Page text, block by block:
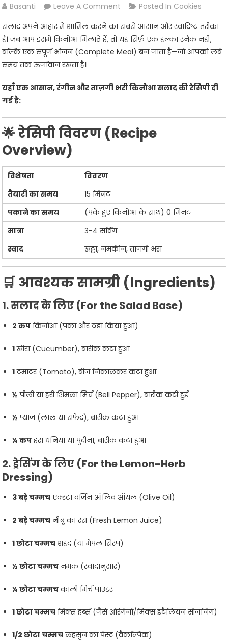
Basanti Leave A Comment On
ताज़गी
से
भरपूर
सलाद:
फाइबर
का
Posted In Cookies
सलाद अपने आहार में शामिल करने का सबसे आसान और स्वादिष्ट तरीका
है। जब आप इसमें किनोआ मिलाते हैं, तो यह सिर्फ़ एक हल्का स्नैक नहीं,
बल्कि एक संपूर्ण भोजन (Complete Meal) बन जाता है—जो आपको लंबे
समय तक ऊर्जावान रखता है।
यहाँ एक आसान, रंगीन और ताज़गी भरी किनोआ सलाद की रेसिपी दी
गई है:
🌟 रेसिपी विवरण (Recipe
Overview)
विशेषता
विवरण
तैयारी का समय
15 मिनट
पकाने का समय
(पके हुए किनोआ के साथ) 0 मिनट
मात्रा
3-4 सर्विंग
स्वाद
खट्टा, नमकीन, ताज़गी भरा
🛒 आवश्यक सामग्री (Ingredients)
1. सलाद के लिए (For the Salad Base)
2 कप किनोआ (पका और ठंडा किया हुआ)
1खीरा (Cucumber), बारीक कटा हुआ
1टमाटर (Tomato), बीज निकालकर कटा हुआ
½ पीली या हरी शिमला मिर्च (Bell Pepper), बारीक कटी हुई
½ प्याज (लाल या सफेद), बारीक कटा हुआ
¼ कपहरा धनिया या पुदीना, बारीक कटा हुआ
2. ड्रेसिंग के लिए (For the Lemon-Herb
Dressing)
3 बड़े चम्मच एक्स्ट्रा वर्जिन ऑलिव ऑयल (Olive Oil)
2 बड़े चम्मच नींबू का रस (Fresh Lemon Juice)
1 छोटा चम्मच शहद (या मेपल सिरप)
½ छोटा चम्मच नमक (स्वादानुसार)
¼ छोटा चम्मचकाली मिर्च पाउडर
1 छोटा चम्मच मिक्स हर्ब्स (जैसे ओरेगेनो/मिक्स इटैलियन सीज़निंग)
1/2 छोटा चम्मचलहसुन का पेस्ट (वैकल्पिक)